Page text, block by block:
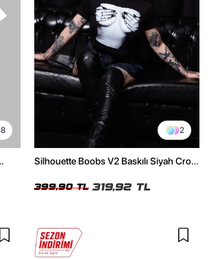
8 2
Silhouette Boobs V2 Baskılı Siyah Crop
399,90 TL 319,92 TL